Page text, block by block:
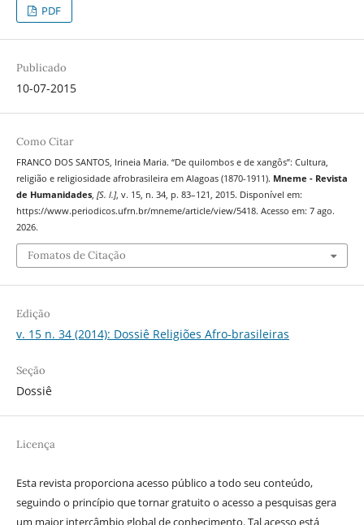
PDF
Publicado
10-07-2015
Como Citar
FRANCO DOS SANTOS, Irineia Maria. “De quilombos e de xangôs”: Cultura,
religião e religiosidade afrobrasileira em Alagoas (1870-1911). Mneme - Revista
de Humanidades, [S. l.], v. 15, n. 34, p. 83–121, 2015. Disponível em:
https://www.periodicos.ufrn.br/mneme/article/view/5418. Acesso em: 7 ago.
2026.
Fomatos de Citação
Edição
v. 15 n. 34 (2014): Dossiê Religiões Afro-brasileiras
Seção
Dossiê
Licença
Esta revista proporciona acesso público a todo seu conteúdo,
seguindo o princípio que tornar gratuito o acesso a pesquisas gera
um maior intercâmbio global de conhecimento. Tal acesso está